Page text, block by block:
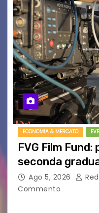
ECONOMIA & MERCATO
FVG Film
seconda
Ago 5, 2026
Commento